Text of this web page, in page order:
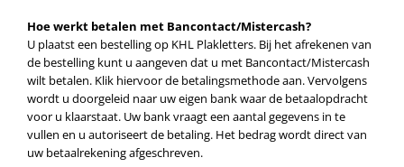
Hoe werkt betalen met Bancontact/Mistercash?
U plaatst een bestelling op KHL Plakletters. Bij het afrekenen van
de bestelling kunt u aangeven dat u met Bancontact/Mistercash
wilt betalen. Klik hiervoor de betalingsmethode aan. Vervolgens
wordt u doorgeleid naar uw eigen bank waar de betaalopdracht
voor u klaarstaat. Uw bank vraagt een aantal gegevens in te
vullen en u autoriseert de betaling. Het bedrag wordt direct van
uw betaalrekening afgeschreven.